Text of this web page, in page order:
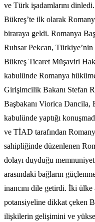
ve Türk işadamlarını
Bükreş’te ilk olarak
biraraya geldi. Romanya
Ruhsar Pekcan,
Bükreş Ticaret Müşaviri
kabulünde Romanya
Girişimcilik Bakanı Stefan
Başbakanı Viorica Dancila,
kabulünde yaptığı
ve TİAD tarafından
sahipliğinde düzenlenen
dolayı duyduğu
arasındaki bağların
inancını dile getirdi. İki
potansiyeline dikkat çeken
ilişkilerin gelişimini ve